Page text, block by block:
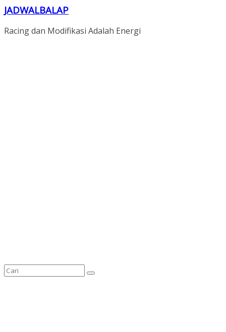
JADWALBALAP
Racing dan Modifikasi Adalah Energi